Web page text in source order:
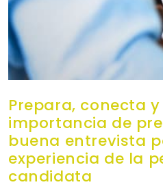
Prepara, conecta
importancia de
buena entrevista
experiencia de la
candidata